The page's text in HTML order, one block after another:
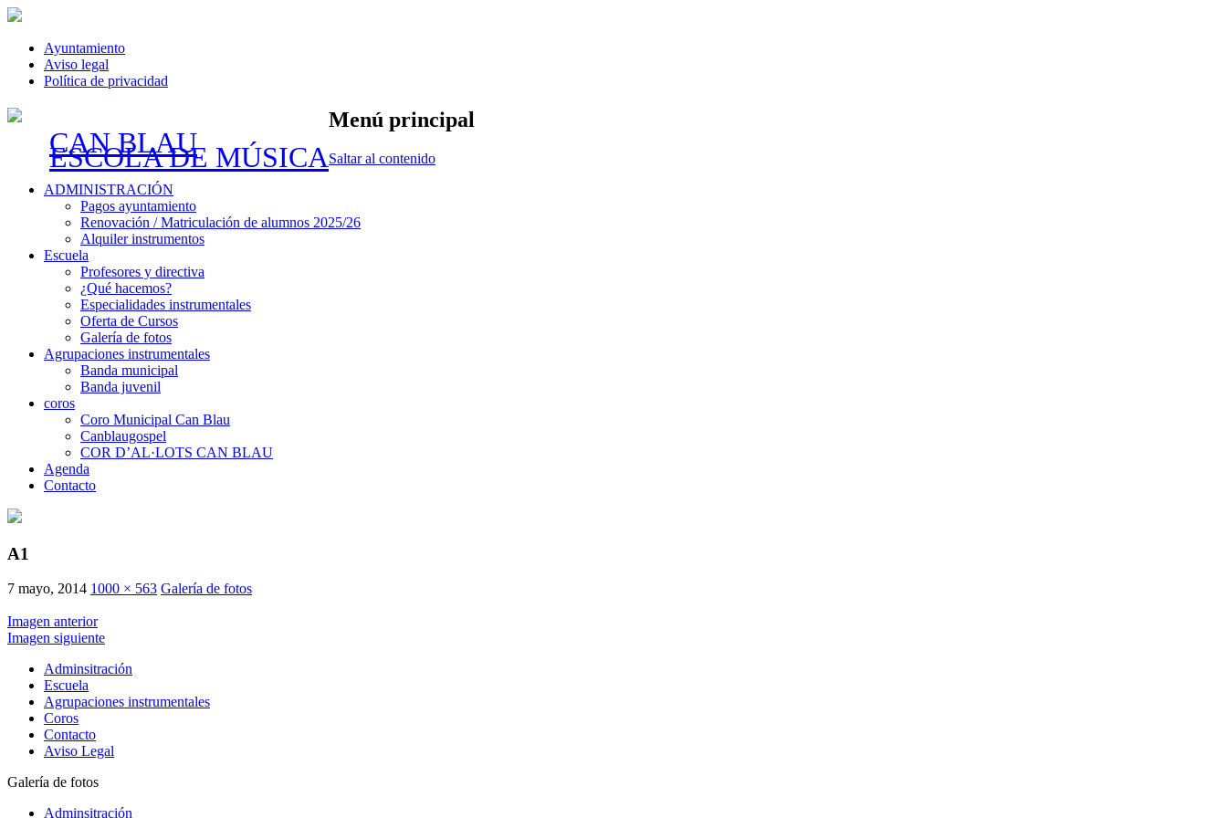
Ayuntamiento
Aviso legal
Política de privacidad
CAN BLAU
ESCOLA DE MÚSICA
Menú principal
Saltar al contenido
ADMINISTRACIÓN
Pagos ayuntamiento
Renovación / Matriculación de alumnos 2025/26
Alquiler instrumentos
Escuela
Profesores y directiva
¿Qué hacemos?
Especialidades instrumentales
Oferta de Cursos
Galería de fotos
Agrupaciones instrumentales
Banda municipal
Banda juvenil
coros
Coro Municipal Can Blau
Canblaugospel
COR D’AL·LOTS CAN BLAU
Agenda
Contacto
A1
7 mayo, 2014 1000 × 563 Galería de fotos
Imagen anterior
Imagen siguiente
Adminsitración
Escuela
Agrupaciones instrumentales
Coros
Contacto
Aviso Legal
Galería de fotos
Adminsitración